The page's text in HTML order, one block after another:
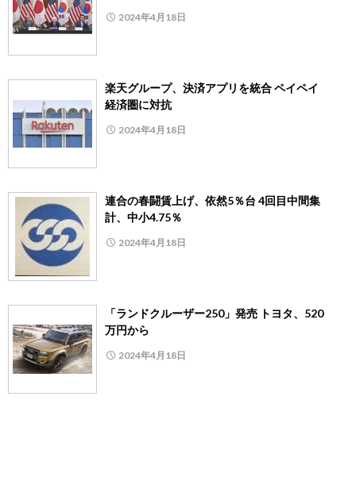
2024年4月18日
楽天グループ、決済アプリを統合 ペイペイ
経済圏に対抗
2024年4月18日
連合の春闘賃上げ、依然5％台 4回目中間集
計、中小4.75％
2024年4月18日
「ランドクルーザー250」発売 トヨタ、520
万円から
2024年4月18日